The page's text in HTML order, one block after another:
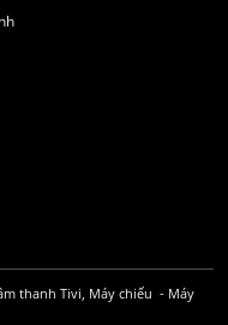
thanh Tivi, Máy chiếu - Máy